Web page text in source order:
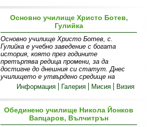
Основно училище Христо Ботев,
Гулийка
Основно училище Христо Ботев, с.
Гулийка е учебно заведение с богата
история, която през годините
претърпява редица промени, за да
достигне до днешния си статут. Днес
училището е утвърдено средище на
Информация
Галерия Мисия Визия
Обединено училище Никола Йонков
Вапцаров, Вълчитрън